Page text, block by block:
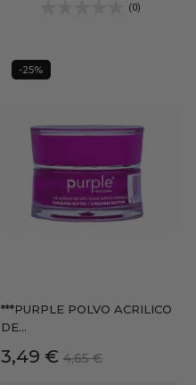
(0)
***PURPLE POLVO ACRILICO
DE...
Precio
3,49 € Precio
4,65 €
-25%